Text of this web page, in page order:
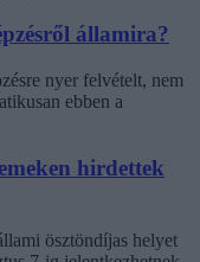
államira?
nyer felvételt, nem
ebben a
hirdettek
ösztöndíjas helyet